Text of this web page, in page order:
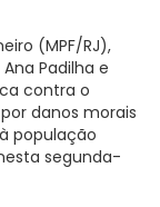
(MPF/RJ),
Padilha e
contra o
danos morais
população
segunda-